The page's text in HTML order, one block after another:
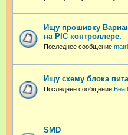
Ищу прошивку
на PIC контроллере.
Последнее сообщение
Ищу схему блока
Последнее сообщение
SMD